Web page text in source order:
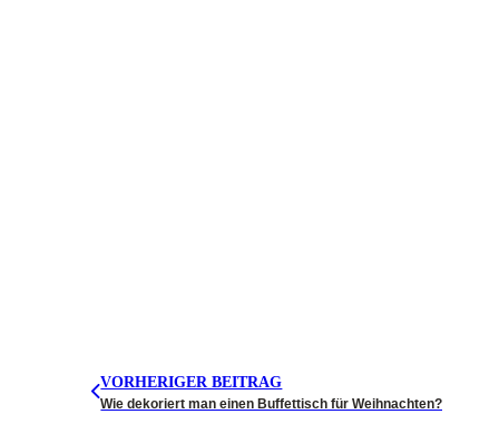
VORHERIGER BEITRAG
Wie dekoriert man einen Buffettisch für Weihnachten?